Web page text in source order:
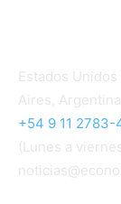
Estados
Aires, Argentina
+54 9 11 2783-
(Lunes a